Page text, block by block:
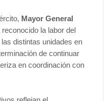
Mayor General
reconocido la labor del
distintas unidades en
de continuar
en coordinación con